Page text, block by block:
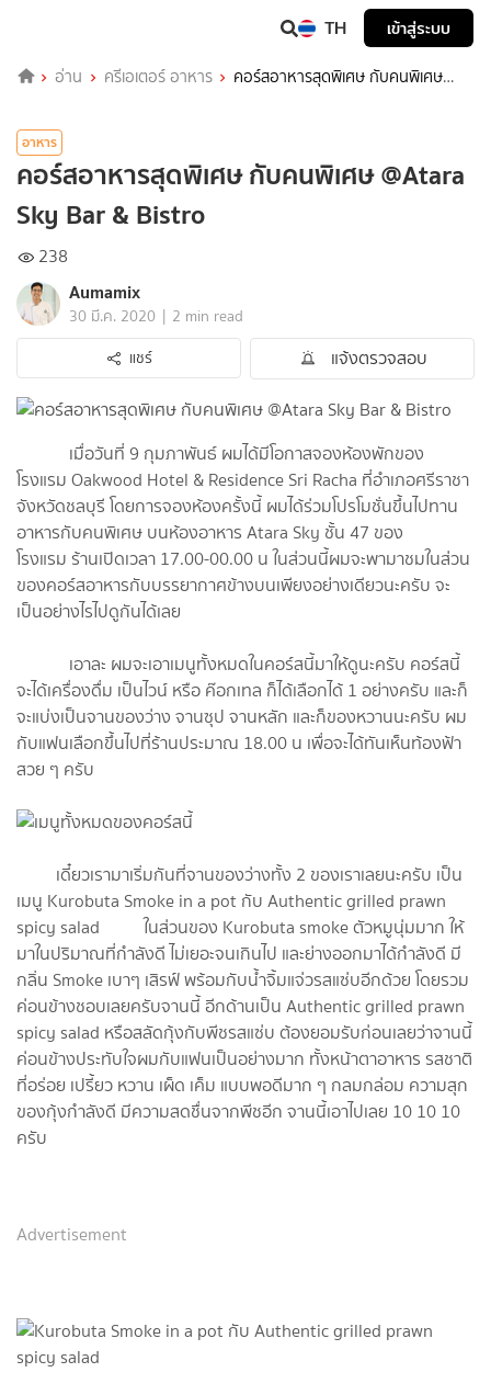
TH เข้าสู่ระบบ
อ่าน ครีเอเตอร์ อาหาร
คอร์สอาหารสุดพิเศษ กับคนพิเศษ
อาหาร
คอร์สอาหารสุดพิเศษ กับคนพิเศษ @Atara
Sky Bar & Bistro
238
Aumamix
30 มี.ค. 2020 | 2 min read
แชร์
แจ้งตรวจสอบ
เมื่อวันที่ 9 กุมภาพันธ์ ผมได้มีโอกาสจองห้องพักของ
โรงแรม Oakwood Hotel & Residence Sri Racha ที่อำเภอศรีราชา
จังหวัดชลบุรี โดยการจองห้องครั้งนี้ ผมได้ร่วมโปรโมชั่นขึ้นไปทาน
อาหารกับคนพิเศษ บนห้องอาหาร Atara Sky ชั้น 47 ของ
โรงแรม ร้านเปิดเวลา 17.00-00.00 น ในส่วนนี้ผมจะพามาชมในส่วน
ของคอร์สอาหารกับบรรยากาศข้างบนเพียงอย่างเดียวนะครับ จะ
เป็นอย่างไรไปดูกันได้เลย
เอาละ ผมจะเอาเมนูทั้งหมดในคอร์สนี้มาให้ดูนะครับ คอร์สนี้
จะได้เครื่องดื่ม เป็นไวน์ หรือ ค๊อกเทล ก็ได้เลือกได้ 1 อย่างครับ และก็
จะแบ่งเป็นจานของว่าง จานซุป จานหลัก และก็ของหวานนะครับ ผม
กับแฟนเลือกขึ้นไปที่ร้านประมาณ 18.00 น เพื่อจะได้ทันเห็นท้องฟ้า
สวย ๆ ครับ
เดี๋ยวเรามาเริ่มกันที่จานของว่างทั้ง 2 ของเราเลยนะครับ เป็น
เมนู Kurobuta Smoke in a pot กับ Authentic grilled prawn
spicy salad ในส่วนของ Kurobuta smoke ตัวหมูนุ่มมาก ให้
มาในปริมาณที่กำลังดี ไม่เยอะจนเกินไป และย่างออกมาได้กำลังดี มี
กลิ่น Smoke เบาๆ เสิรฟ์ พร้อมกับน้ำจิ้มแจ่วรสแซ่บอีกด้วย โดยรวม
ค่อนข้างชอบเลยครับจานนี้ อีกด้านเป็น Authentic grilled prawn
spicy salad หรือสลัดกุ้งกับพีชรสแซ่บ ต้องยอมรับก่อนเลยว่าจานนี้
ค่อนข้างประทับใจผมกับแฟนเป็นอย่างมาก ทั้งหน้าตาอาหาร รสชาติ
ที่อร่อย เปรี้ยว หวาน เผ็ด เค็ม แบบพอดีมาก ๆ กลมกล่อม ความสุก
ของกุ้งกำลังดี มีความสดชื่นจากพีชอีก จานนี้เอาไปเลย 10 10 10
ครับ
Advertisement